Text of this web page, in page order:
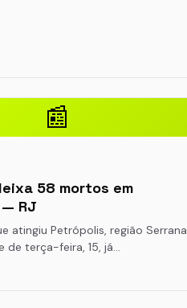
📰
58 mortos em
RJ
atingiu Petrópolis, região Serrana
de terça-feira, 15, já…